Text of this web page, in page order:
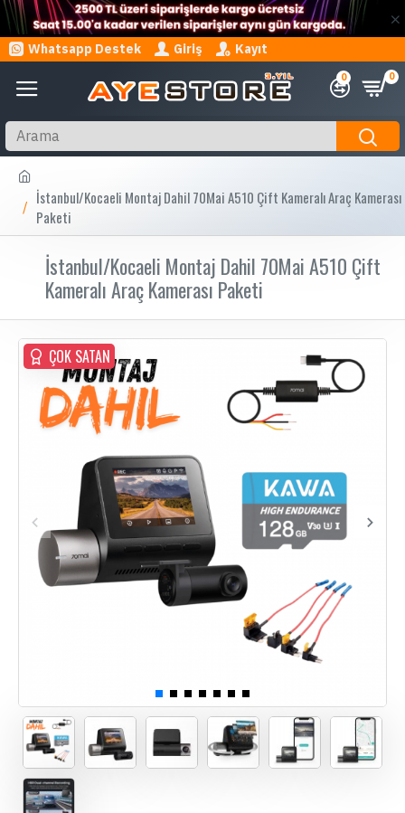
Whatsapp Destek Giriş Kayıt
0 0
İstanbul/Kocaeli Montaj Dahil 70Mai A510 Çift Kameralı Araç Kamerası
Paketi
İstanbul/Kocaeli Montaj Dahil 70Mai A510 Çift
Kameralı Araç Kamerası Paketi
ÇOK SATAN